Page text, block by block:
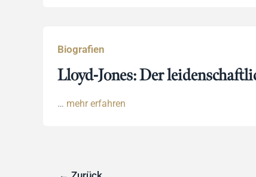
Biografien
Lloyd-Jones: Der
… mehr erfahren